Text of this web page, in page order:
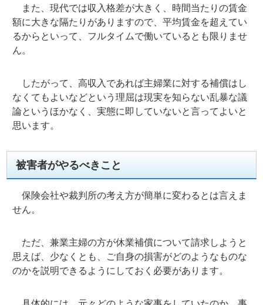
また、現代では収入格差が大きく、時間当たりの賃金
額に大きな隔たりがありますので、平均賃金を超えてい
るからといって、フルタイムで働いているとも限りませ
ん。
したがって、高収入であれば主婦業に対する補償はし
なくてもよいなどという理屈は現実を知らない乱暴な議
論というほかなく、実態に即していないと言ってよいと
思います。
被害者がやるべきこと
保険会社や裁判所の考え方が簡単に変わるとは言えま
せん。
ただ、兼業主婦の方が休業補償について請求しようと
思えば、少なくとも、ご自身の損害がどのようなものな
のかを説明できるようにしておく必要があります。